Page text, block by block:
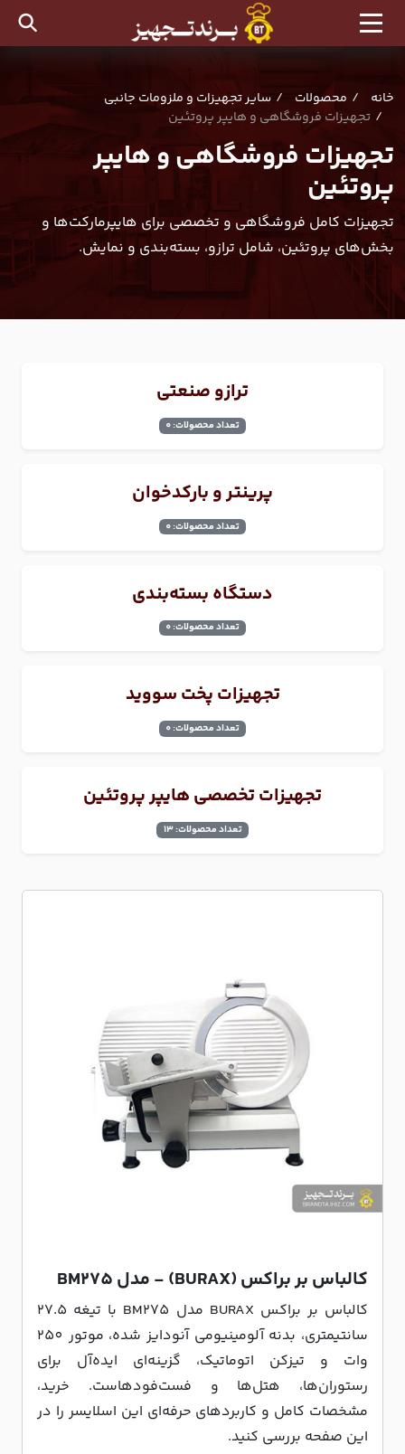
خانه محصولات
سایر تجهیزات و ملزومات جانبی
تجهیزات فروشگاهی و هایپر پروتئین
تجهیزات فروشگاهی و هایپر
پروتئین
تجهیزات کامل فروشگاهی و تخصصی برای هایپرمارکت‌ها و
بخش‌های پروتئین، شامل ترازو، بسته‌بندی و نمایش.
ترازو صنعتی
تعداد محصولات: 0
پرینتر و بارکدخوان
تعداد محصولات: 0
دستگاه بسته‌بندی
تعداد محصولات: 0
تجهیزات پخت سووید
تعداد محصولات: 0
تجهیزات تخصصی هایپر پروتئین
تعداد محصولات: 13
کالباس بر براکس (BURAX) - مدل BM275
کالباس بر براکس BURAX مدل BM275 با تیغه 27.5
سانتیمتری، بدنه آلومینیومی آنودایز شده، موتور 250
وات و تیزکن اتوماتیک، گزینه‌ای ایده‌آل برای
رستوران‌ها، هتل‌ها و فست‌فودهاست. خرید،
مشخصات کامل و کاربردهای حرفه‌ای این اسلایسر را در
این صفحه بررسی کنید.